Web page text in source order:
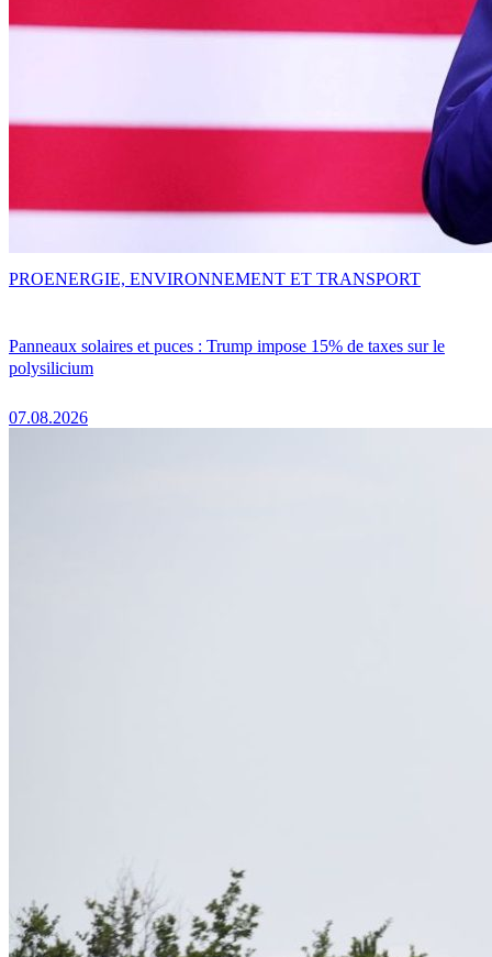
Panneaux solaires et puces : Trump impose 15% de taxes sur le
polysilicium
07.08.2026
PROENERGIE, ENVIRONNEMENT ET TRANSPORT